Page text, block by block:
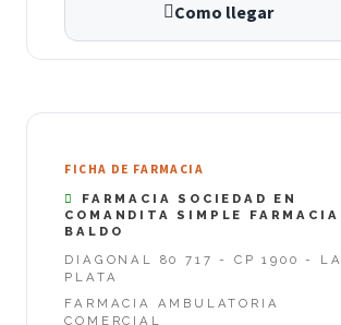
Como llegar
FICHA DE FARMACIA
FARMACIA SOCIEDAD EN
COMANDITA SIMPLE FARMACIA
BALDO
DIAGONAL 80 717 - CP 1900 - LA
PLATA
FARMACIA AMBULATORIA
COMERCIAL